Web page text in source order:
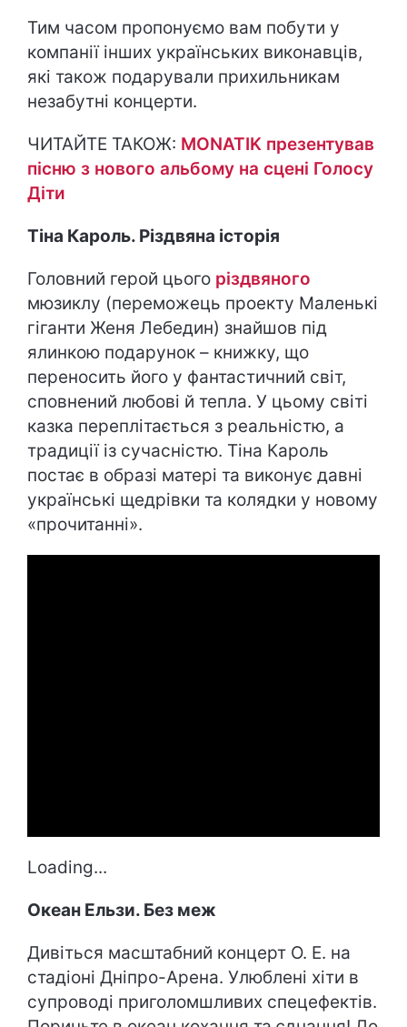
Тим часом пропонуємо вам побути у
компанії інших українських виконавців,
які також подарували прихильникам
незабутні концерти.
ЧИТАЙТЕ ТАКОЖ: MONATIK презентував
пісню з нового альбому на сцені Голосу
Діти
Тіна Кароль. Різдвяна історія
Головний герой цього різдвяного
мюзиклу (переможець проекту Маленькі
гіганти Женя Лебедин) знайшов під
ялинкою подарунок – книжку, що
переносить його у фантастичний світ,
сповнений любові й тепла. У цьому світі
казка переплітається з реальністю, а
традиції із сучасністю. Тіна Кароль
постає в образі матері та виконує давні
українські щедрівки та колядки у новому
«прочитанні».
Loading...
Океан Ельзи. Без меж
Дивіться масштабний концерт О. Е. на
стадіоні Дніпро-Арена. Улюблені хіти в
супроводі приголомшливих спецефектів.